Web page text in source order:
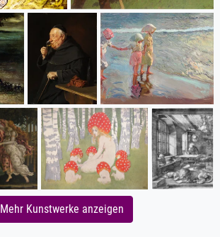
Mehr Kunstwerke anzeigen